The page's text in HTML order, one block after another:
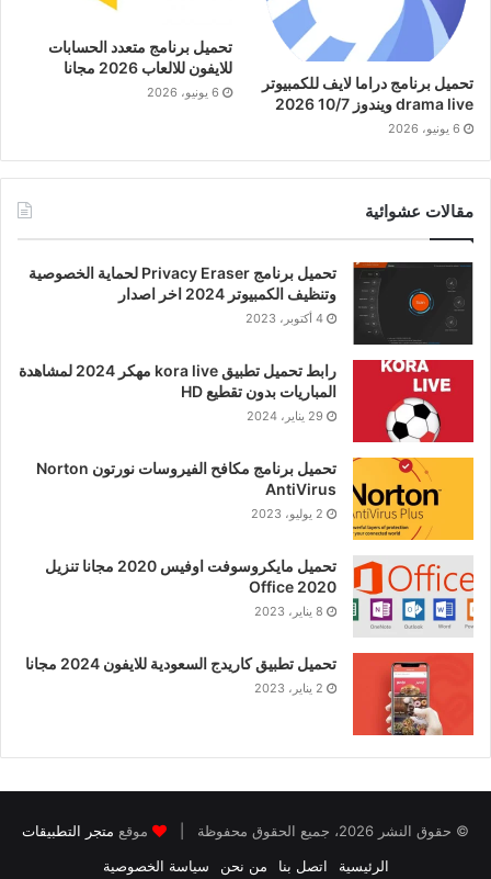
تحميل برنامج دراما لايف للكمبيوتر
drama live ويندوز 10/7 2026
6 يونيو، 2026
تحميل برنامج متعدد الحسابات
للايفون للالعاب 2026 مجانا
6 يونيو، 2026
مقالات عشوائية
تحميل برنامج Privacy Eraser لحماية الخصوصية
وتنظيف الكمبيوتر 2024 اخر اصدار
4 أكتوبر، 2023
رابط تحميل تطبيق kora live مهكر 2024 لمشاهدة
المباريات بدون تقطيع HD
29 يناير، 2024
تحميل برنامج مكافح الفيروسات نورتون Norton
AntiVirus
2 يوليو، 2023
تحميل مايكروسوفت اوفيس 2020 مجانا تنزيل
Office 2020
8 يناير، 2023
تحميل تطبيق كاريدج السعودية للايفون 2024 مجانا
2 يناير، 2023
© حقوق النشر 2026، جميع الحقوق محفوظة | موقع متجر التطبيقات
الرئيسية
اتصل بنا من نحن سياسة الخصوصية